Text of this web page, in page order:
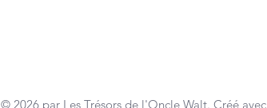
© 2026 par Les Trésors de l'Oncle Walt. Créé avec